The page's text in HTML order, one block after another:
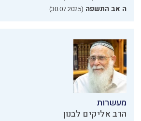
ה אב התשפה (30.07.2025)
מעשרות
הרב אליקים לבנון